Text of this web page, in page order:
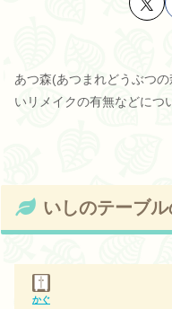
あつ森(あつまれどうぶつ
いリメイクの有無などにつ
いしのテーブ
かぐ